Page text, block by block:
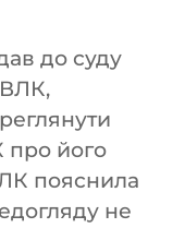
до суду
ВЛК,
про його
пояснила
не